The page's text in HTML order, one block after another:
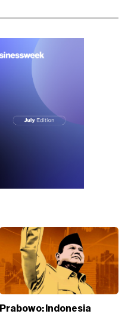
Prabowo: Indonesia